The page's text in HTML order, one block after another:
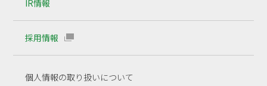
IR情報
採用情報
個人情報の取り扱いについて